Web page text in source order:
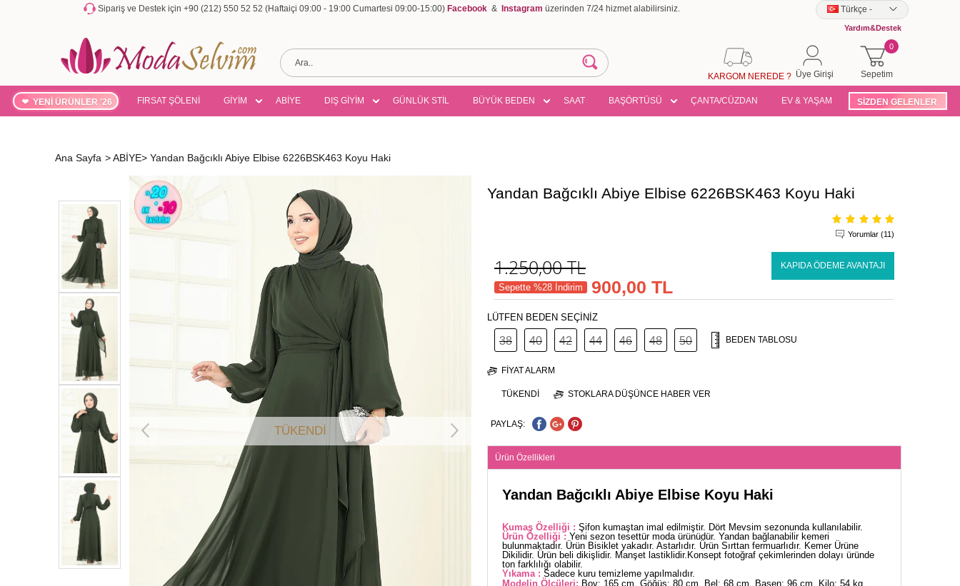
Sipariş ve Destek için +90 (212) 550 52 52 (Haftaiçi 09:00 - 19:00 Cumartesi 09:00-15:00) Facebook & Instagram üzerinden 7/24 hizmet alabilirsiniz. Türkçe -
Yardım&Destek
Sepetim
0
Üye Girişi
KARGOM NEREDE ?
YENİ ÜRÜNLER '26 FIRSAT ŞÖLENİ GİYİM ABİYE DIŞ GİYİM GÜNLÜK STİL BÜYÜK BEDEN SAAT BAŞÖRTÜSÜ ÇANTA/CÜZDAN EV & YAŞAM SİZDEN GELENLER
Ana Sayfa >ABİYE> Yandan Bağcıklı Abiye Elbise 6226BSK463 Koyu Haki
TÜKENDİ
Yandan Bağcıklı Abiye Elbise 6226BSK463 Koyu Haki
Yorumlar (11)
1.250,00TL KAPIDA ÖDEME AVANTAJI
Sepette %28 İndirim 900,00 TL
LÜTFEN BEDEN SEÇİNİZ
38 40 42 44 46 48 50 BEDEN TABLOSU
FIYAT ALARM
TÜKENDI STOKLARA DÜŞÜNCE HABER VER
PAYLAŞ:
Ürün Özellikleri
Yandan Bağcıklı Abiye Elbise Koyu Haki
Kumaş Özelliği : Şifon kumaştan imal edilmiştir. Dört Mevsim sezonunda kullanılabilir.
Ürün Özelliği : Yeni sezon tesettür moda ürünüdür. Yandan bağlanabilir kemeri
bulunmaktadır. Ürün Bisiklet yakadır. Astarlıdır. Ürün Sırttan fermuarlıdır. Kemer Ürüne
Dikilidir. Ürün beli dikişlidir. Manşet lastiklidir.Konsept fotoğraf çekimlerinden dolayı üründe
ton farklılığı olabilir.
Yıkama : Sadece kuru temizleme yapılmalıdır.
Modelin Ölçüleri: Boy: 165 cm, Göğüs: 80 cm, Bel: 68 cm, Basen: 96 cm, Kilo: 54 kg.